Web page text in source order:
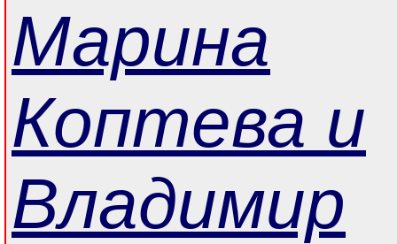
Марина
Коптева и
Владимир